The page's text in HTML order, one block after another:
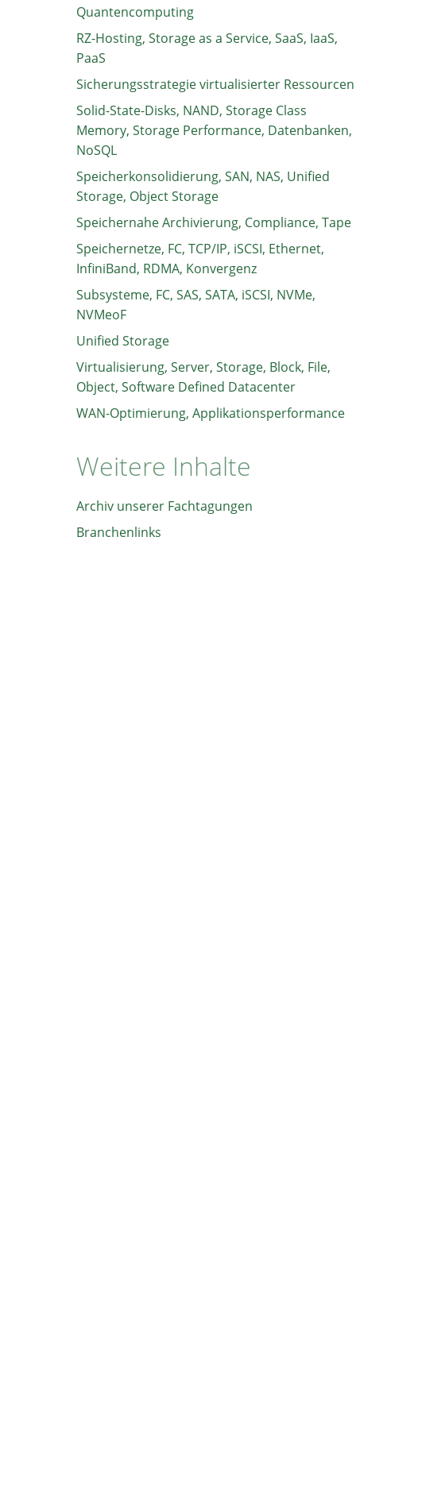
Quantencomputing
RZ-Hosting, Storage as a Service, SaaS, IaaS,
PaaS
Sicherungsstrategie virtualisierter Ressourcen
Solid-State-Disks, NAND, Storage Class
Memory, Storage Performance, Datenbanken,
NoSQL
Speicherkonsolidierung, SAN, NAS, Unified
Storage, Object Storage
Speichernahe Archivierung, Compliance, Tape
Speichernetze, FC, TCP/IP, iSCSI, Ethernet,
InfiniBand, RDMA, Konvergenz
Subsysteme, FC, SAS, SATA, iSCSI, NVMe,
NVMeoF
Unified Storage
Virtualisierung, Server, Storage, Block, File,
Object, Software Defined Datacenter
WAN-Optimierung, Applikationsperformance
Weitere Inhalte
Archiv unserer Fachtagungen
Branchenlinks